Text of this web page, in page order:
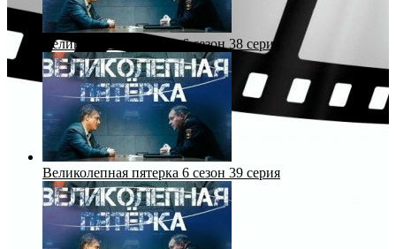
Великолепная пятерка 6 сезон 38 серия
Великолепная пятерка 6 сезон 39 серия